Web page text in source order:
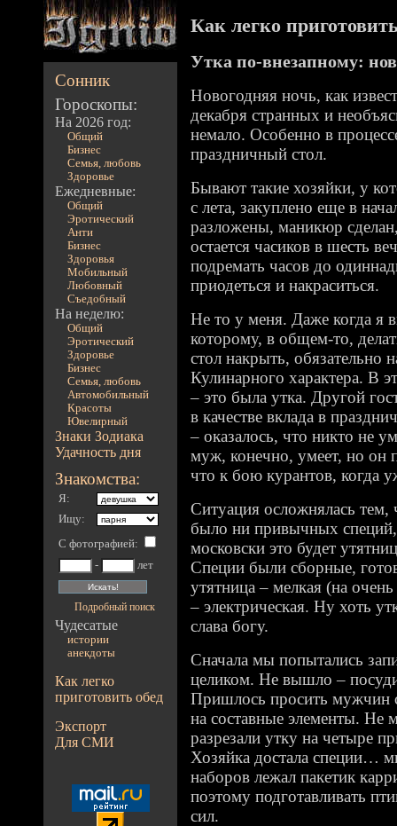
Сонник
Гороскопы:
На 2026 год:
Общий
Бизнес
Семья, любовь
Здоровье
Ежедневные:
Общий
Эротический
Анти
Бизнес
Здоровья
Мобильный
Любовный
Съедобный
На неделю:
Общий
Эротический
Здоровье
Бизнес
Семья, любовь
Автомобильный
Красоты
Ювелирный
Знаки Зодиака
Удачность дня
Знакомства:
Я:
Ищу:
С фотографией:
-
лет
Подробный поиск
Чудесатые
истории
анекдоты
Как легко
приготовить обед
Экспорт
Для СМИ
Как легко
Утка по-внезапному:
Новогодняя ночь, как
декабря странных и
немало. Особенно в
праздничный стол.
Бывают такие хозяйки, у
с лета, закуплено еще в
разложены, маникюр
остается часиков в шесть
подремать часов до
приодеться и накраситься.
Не то у меня. Даже когда я
которому, в общем-то,
стол накрыть, обязательно
Кулинарного характера. В
– это была утка. Другой
в качестве вклада в
– оказалось, что никто не
муж, конечно, умеет, но он
что к бою курантов, когда
Ситуация осложнялась
было ни привычных
московски это будет
Специи были сборные,
утятница – мелкая (на
– электрическая. Ну хоть
слава богу.
Сначала мы попытались
целиком. Не вышло –
Пришлось просить мужчин
на составные элементы. Не
разрезали утку на четыре
Хозяйка достала специи…
наборов лежал пакетик
поэтому подготавливать
сил.